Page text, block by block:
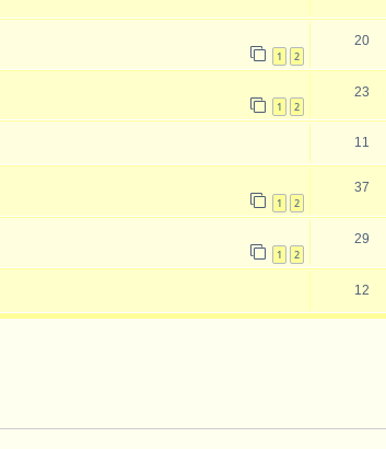
1 2
20
1 2
23
11
1 2
37
1 2
29
12